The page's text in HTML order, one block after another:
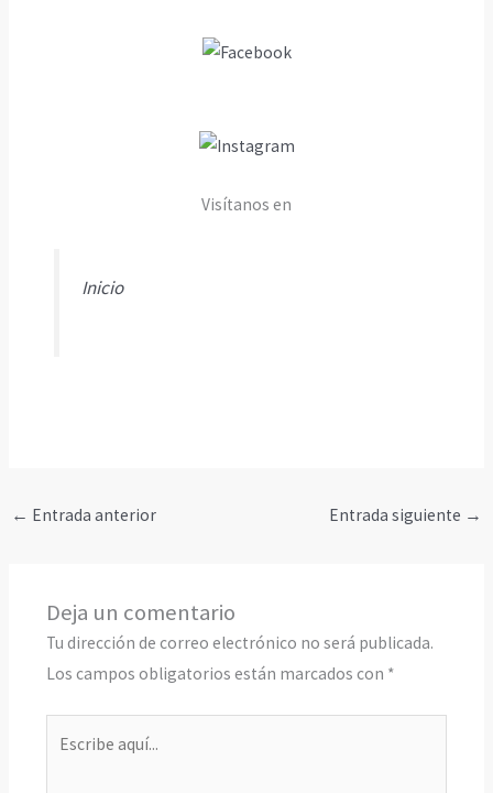
Visítanos en
Inicio
← Entrada anterior Entrada siguiente →
Deja un comentario
Tu dirección de correo electrónico no será publicada.
Los campos obligatorios están marcados con *